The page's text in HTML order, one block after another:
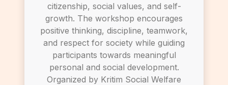
citizenship, social values, and self-
growth. The workshop encourages
positive thinking, discipline, teamwork,
and respect for society while guiding
participants towards meaningful
personal and social development.
Organized by Kritim Social Welfare